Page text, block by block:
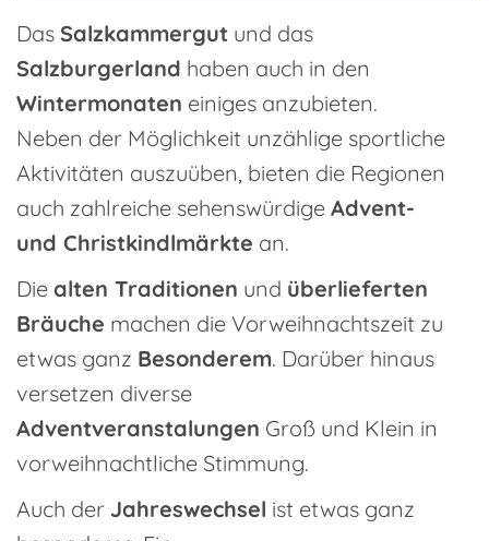
Das Salzkammergut und das
Salzburgerland haben auch in den
Wintermonaten einiges anzubieten.
Neben der Möglichkeit unzählige sportliche
Aktivitäten auszuüben, bieten die Regionen
auch zahlreiche sehenswürdige Advent-
und Christkindlmärkte an.
Die alten Traditionen und überlieferten
Bräuche machen die Vorweihnachtszeit zu
etwas ganz Besonderem. Darüber hinaus
versetzen diverse
Adventveranstalungen Groß und Klein in
vorweihnachtliche Stimmung.
Auch der Jahreswechsel ist etwas ganz